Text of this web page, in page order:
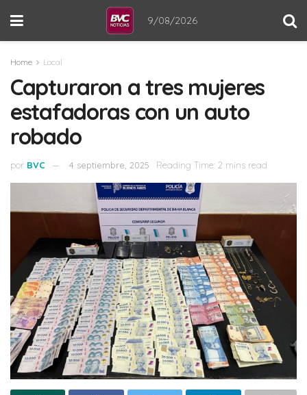
9/08/2026
Home Local
Capturaron a tres mujeres
estafadoras con un auto
robado
por BVC 4 septiembre, 2025 Reading Time: 2 mins read